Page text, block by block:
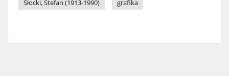
Słocki, Stefan (1913-1990)
grafika